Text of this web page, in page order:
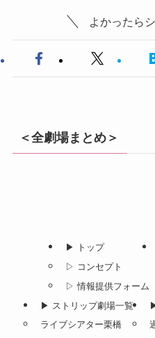
よかったら
＜全劇場まとめ＞
▶︎ トップ
▷ コンセプト
▷ 情報提供フォーム
▶︎ ストリップ劇場一覧
ライブシアター栗橋